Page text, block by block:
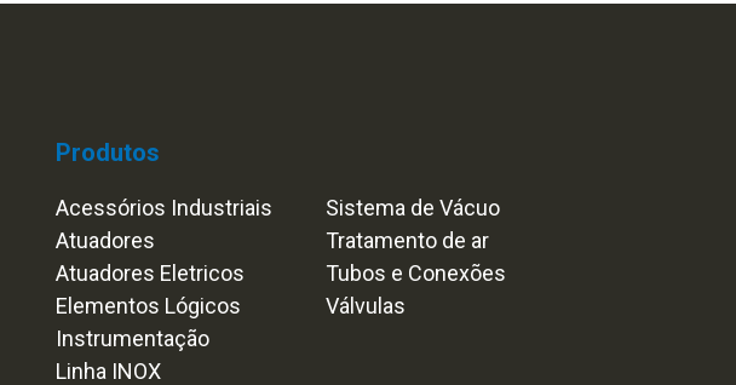
Produtos
Acessórios Industriais
Atuadores
Atuadores Eletricos
Elementos Lógicos
Instrumentação
Linha INOX
Sistema de Vácuo
Tratamento de ar
Tubos e Conexões
Válvulas